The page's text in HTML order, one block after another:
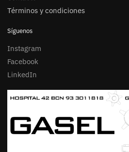
Términos y condiciones
Síguenos
Instagram
Facebook
LinkedIn